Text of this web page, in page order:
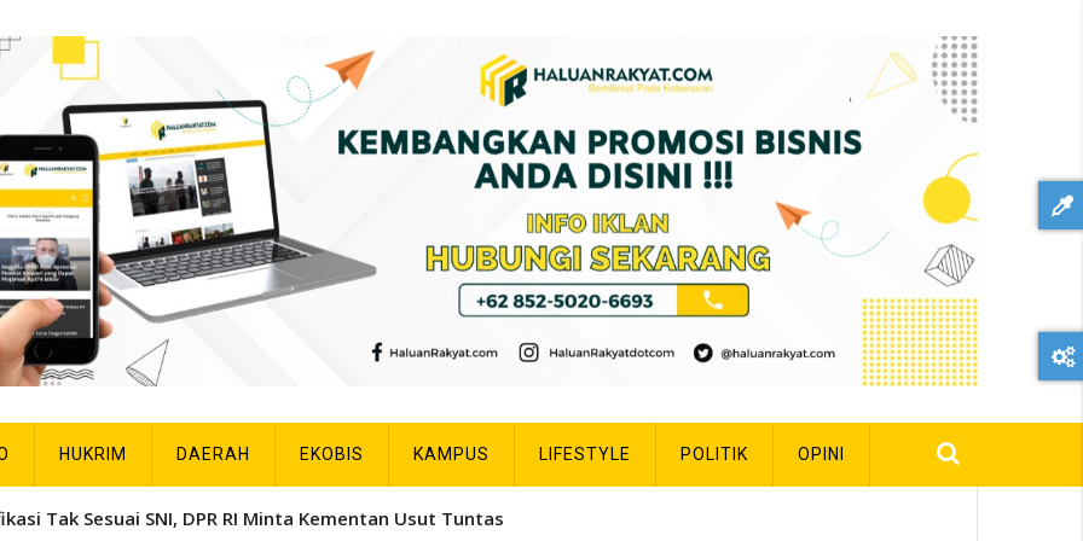
HUKRIM DAERAH EKOBIS KAMPUS LIFESTYLE POLITIK OPINI
Tak Sesuai SNI, DPR RI Minta Kementan Usut Tuntas